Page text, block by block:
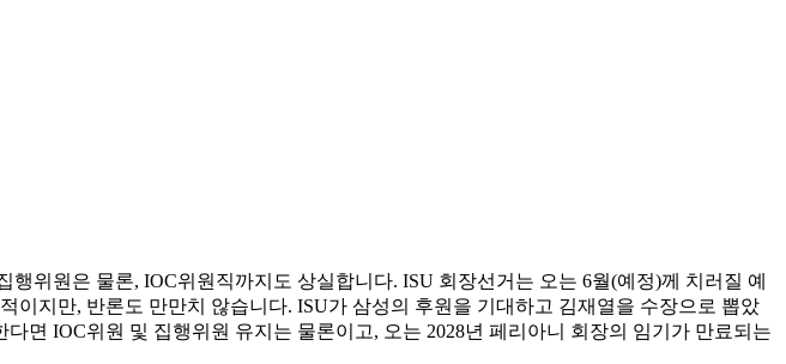
위원은 물론, IOC위원직까지도 상실합니다. ISU 회장선거는 오는 6월(예정)께 치러질 예
지만, 반론도 만만치 않습니다. ISU가 삼성의 후원을 기대하고 김재열을 수장으로 뽑았
면 IOC위원 및 집행위원 유지는 물론이고, 오는 2028년 페리아니 회장의 임기가 만료되는